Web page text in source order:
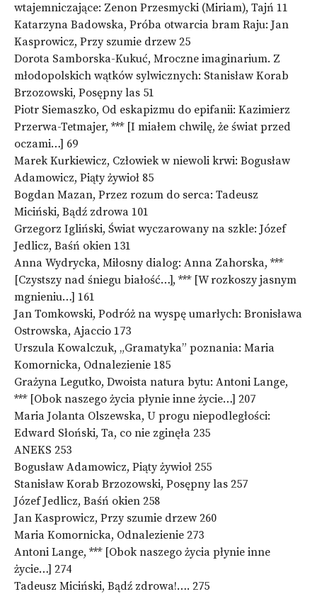
wtajemniczające: Zenon Przesmycki (Miriam), Tajń 11
Katarzyna Badowska, Próba otwarcia bram Raju: Jan
Kasprowicz, Przy szumie drzew 25
Dorota Samborska-Kukuć, Mroczne imaginarium. Z
młodopolskich wątków sylwicznych: Stanisław Korab
Brzozowski, Posępny las 51
Piotr Siemaszko, Od eskapizmu do epifanii: Kazimierz
Przerwa-Tetmajer, *** [I miałem chwilę, że świat przed
oczami…] 69
Marek Kurkiewicz, Człowiek w niewoli krwi: Bogusław
Adamowicz, Piąty żywioł 85
Bogdan Mazan, Przez rozum do serca: Tadeusz
Miciński, Bądź zdrowa 101
Grzegorz Igliński, Świat wyczarowany na szkle: Józef
Jedlicz, Baśń okien 131
Anna Wydrycka, Miłosny dialog: Anna Zahorska, ***
[Czystszy nad śniegu białość…], *** [W rozkoszy jasnym
mgnieniu…] 161
Jan Tomkowski, Podróż na wyspę umarłych: Bronisława
Ostrowska, Ajaccio 173
Urszula Kowalczuk, „Gramatyka” poznania: Maria
Komornicka, Odnalezienie 185
Grażyna Legutko, Dwoista natura bytu: Antoni Lange,
*** [Obok naszego życia płynie inne życie…] 207
Maria Jolanta Olszewska, U progu niepodległości:
Edward Słoński, Ta, co nie zginęła 235
ANEKS 253
Bogusław Adamowicz, Piąty żywioł 255
Stanisław Korab Brzozowski, Posępny las 257
Józef Jedlicz, Baśń okien 258
Jan Kasprowicz, Przy szumie drzew 260
Maria Komornicka, Odnalezienie 273
Antoni Lange, *** [Obok naszego życia płynie inne
życie…] 274
Tadeusz Miciński, Bądź zdrowa!…. 275